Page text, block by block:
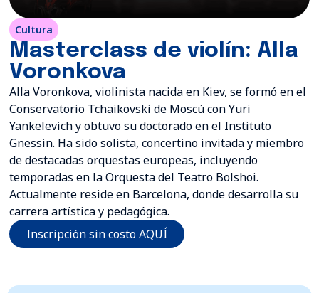
Cultura
Masterclass de violín: Alla
Voronkova
Alla Voronkova, violinista nacida en Kiev, se formó en el
Conservatorio Tchaikovski de Moscú con Yuri
Yankelevich y obtuvo su doctorado en el Instituto
Gnessin. Ha sido solista, concertino invitada y miembro
de destacadas orquestas europeas, incluyendo
temporadas en la Orquesta del Teatro Bolshoi.
Actualmente reside en Barcelona, donde desarrolla su
carrera artística y pedagógica.
Inscripción sin costo AQUÍ